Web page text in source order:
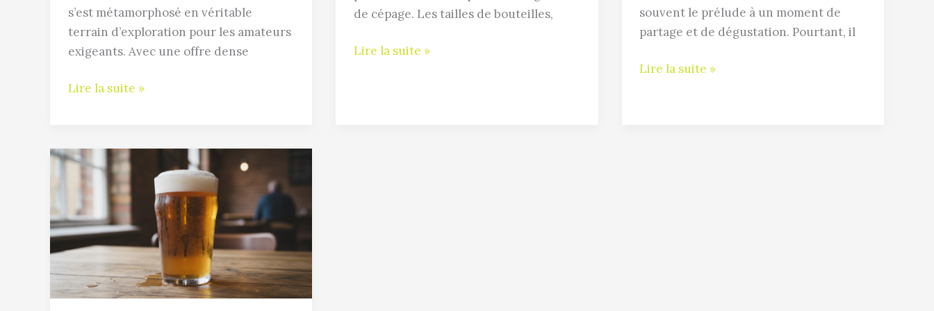
s’est métamorphosé en véritable
terrain d’exploration pour les amateurs
exigeants. Avec une offre dense
des
économies
Lire la suite »
de cépage. Les tailles de bouteilles,
régions
Lire la suite »
souvent le prélude à un moment de
partage et de dégustation. Pourtant, il
Lire la suite »
Calories
bière
:
Guide
complet
pour